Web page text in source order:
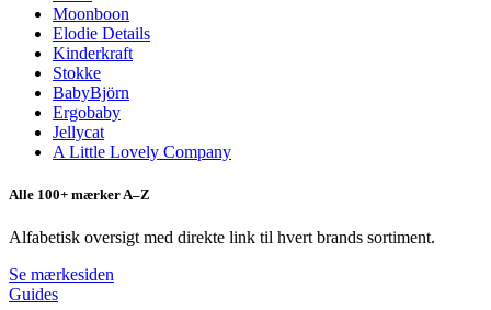
Moonboon
Elodie Details
Kinderkraft
Stokke
BabyBjörn
Ergobaby
Jellycat
A Little Lovely Company
Alle 100+ mærker A–Z
Alfabetisk oversigt med direkte link til hvert brands sortiment.
Se mærkesiden
Guides